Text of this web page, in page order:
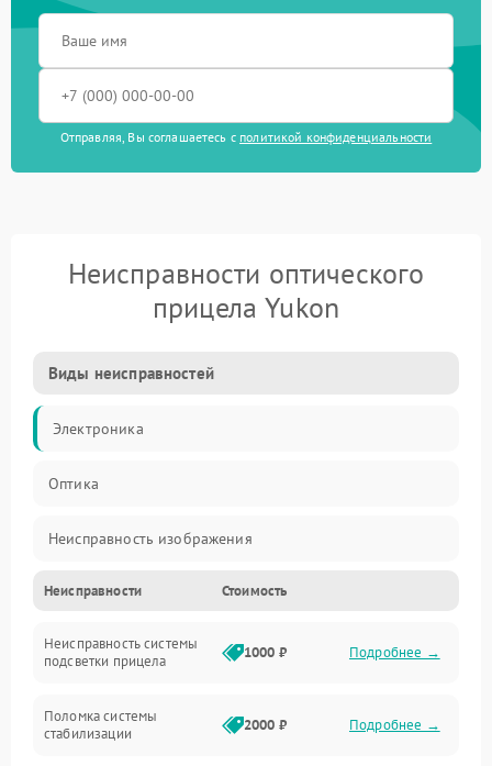
Отправляя, Вы соглашаетесь с политикой конфиденциальности
Неисправности оптического
прицела Yukon
Виды неисправностей
Электроника
Оптика
Неисправность изображения
Механические повреждения
Неисправность фокусировки и оптики
Неисправности Стоимость
Неисправность системы
подсветки прицела
1000 ₽ Подробнее →
Поломка системы
стабилизации
2000 ₽ Подробнее →